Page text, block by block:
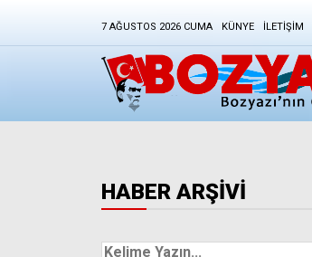
7 AĞUSTOS 2026 CUMA KÜNYE İLETIŞIM
HABER ARŞİVİ